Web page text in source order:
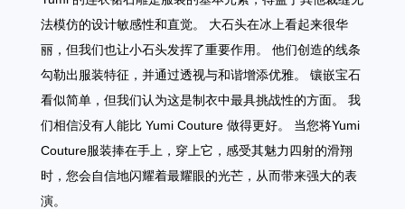
法模仿的设计敏感性和直觉。 大石头在冰上看起来很华
丽，但我们也让小石头发挥了重要作用。 他们创造的线条
勾勒出服装特征，并通过透视与和谐增添优雅。 镶嵌宝石
看似简单，但我们认为这是制衣中最具挑战性的方面。 我
们相信没有人能比 Yumi Couture 做得更好。 当您将Yumi
Couture服装捧在手上，穿上它，感受其魅力四射的滑翔
时，您会自信地闪耀着最耀眼的光芒，从而带来强大的表
演。